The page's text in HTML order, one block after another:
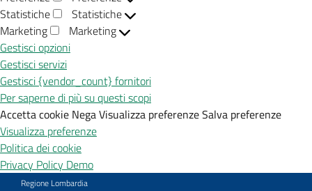
Statistiche
Statistiche
Marketing
Marketing
Gestisci opzioni
Gestisci servizi
Gestisci {vendor_count} fornitori
Per saperne di più su questi scopi
Accetta cookie NegaVisualizza preferenzeSalva preferenze
Visualizza preferenze
Politica dei cookie
Privacy Policy Demo
Vai ai contenuti
Vai al footer
Regione Lombardia